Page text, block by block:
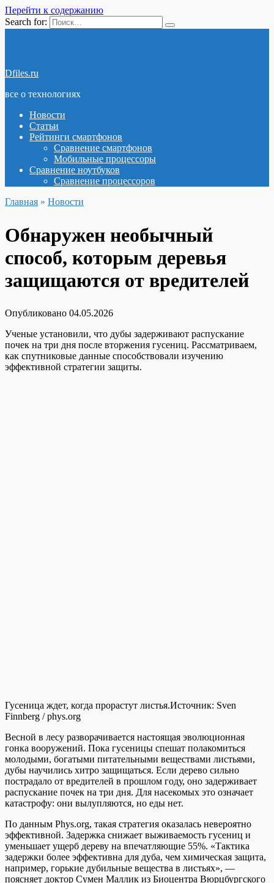
Перейти к содержанию
Search for:
Dfiles.ru
все о технологиях
Новости
Статьи
Рейтинги смартфонов
Сравнение смартфонов
Мобильные процессоры
Сравнение ноутбуков
Сравнение процессоров
Главная » Новости
Обнаружен необычный
способ, которым деревья
защищаются от вредителей
Опубликовано 04.05.2026
Ученые установили, что дубы задерживают распускание
почек на три дня после вторжения гусениц. Рассматриваем,
как спутниковые данные способствовали изучению
эффективной стратегии защиты.
Гусеница ждет, когда прорастут листья.Источник: Sven
Finnberg / phys.org
Весной в лесу разворачивается настоящая эволюционная
гонка вооружений. Пока гусеницы спешат полакомиться
молодыми, богатыми питательными веществами листьями,
дубы научились хитро защищаться. Если дерево сильно
пострадало от вредителей в прошлом году, оно задерживает
распускание почек на три дня. Для насекомых это означает
катастрофу: они вылупляются, но еды нет.
По данным Phys.org, такая стратегия оказалась невероятно
эффективной. Задержка снижает выживаемость гусениц и
уменьшает ущерб дереву на впечатляющие 55%. «Тактика
задержки более эффективна для дуба, чем химическая защита,
например, горькие дубильные вещества в листьях», —
поясняет доктор Сумен Маллик из Биоцентра Вюрцбургского